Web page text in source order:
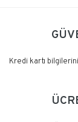
Kredi kartı